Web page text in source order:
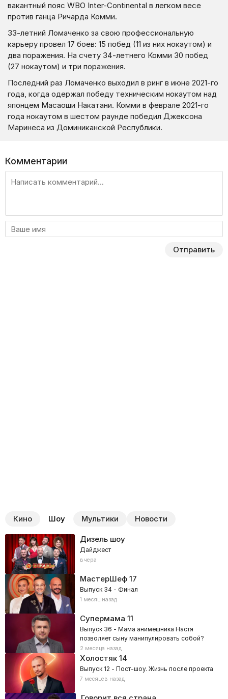
вакантный пояс WBO Inter-Continental в легком весе
против ганца Ричарда Комми.
33-летний Ломаченко за свою профессиональную
карьеру провел 17 боев: 15 побед (11 из них нокаутом) и
два поражения. На счету 34-летнего Комми 30 побед
(27 нокаутом) и три поражения.
Последний раз Ломаченко выходил в ринг в июне 2021-го
года, когда одержал победу техническим нокаутом над
японцем Масаоши Накатани. Комми в феврале 2021-го
года нокаутом в шестом раунде победил Джексона
Маринеса из Доминиканской Республики.
Комментарии
Отправить
Кино Шоу Мультики Новости
Дизель шоу
Дайджест
вчера
МастерШеф17
Выпуск 34 - Финал
1 месяц назад
Супермама 11
Выпуск 36 - Мама анимешника Настя
позволяет сыну манипулировать собой?
2 месяца назад
Холостяк14
Выпуск 12 - Пост-шоу. Жизнь после проекта
7 месяцев назад